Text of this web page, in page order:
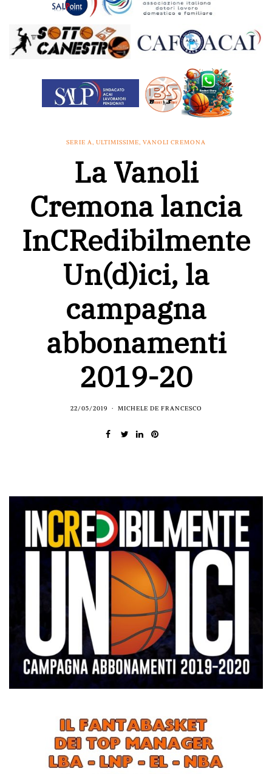
SERIE A, ULTIMISSIME, VANOLI CREMONA
La Vanoli
Cremona lancia
InCRedibilmente
Un(d)ici, la
campagna
abbonamenti
2019-20
22/05/2019 MICHELE DE FRANCESCO